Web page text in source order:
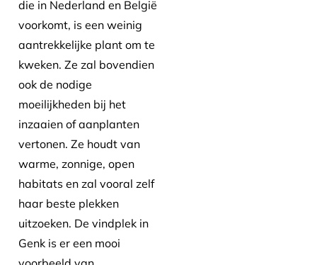
die in Nederland en België
voorkomt, is een weinig
aantrekkelijke plant om te
kweken. Ze zal bovendien
ook de nodige
moeilijkheden bij het
inzaaien of aanplanten
vertonen. Ze houdt van
warme, zonnige, open
habitats en zal vooral zelf
haar beste plekken
uitzoeken. De vindplek in
Genk is er een mooi